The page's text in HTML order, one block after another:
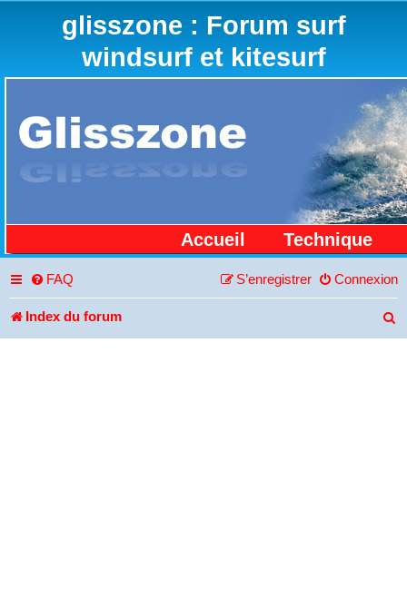
glisszone : Forum surf
windsurf et kitesurf
Accueil Technique
FAQ Connexion
S’enregistrer
Index du forum